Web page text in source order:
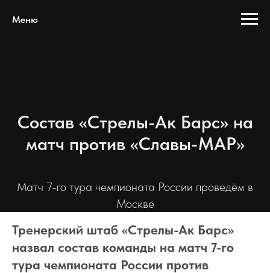
Меню
Состав «Стрелы-Ак Барс» на
матч против «Славы-МАР»
Матч 7-го тура чемпионата России проведём в
Москве
Тренерский штаб «Стрелы-Ак Барс»
назвал состав команды на матч 7-го
тура чемпионата России против